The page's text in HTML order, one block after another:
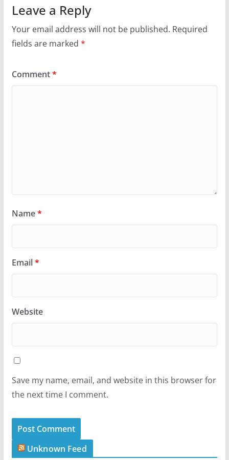
Leave a Reply
Your email address will not be published. Required
fields are marked *
Comment*
Name*
Email*
Website
Save my name, email, and website in this browser for
the next time I comment.
Unknown Feed